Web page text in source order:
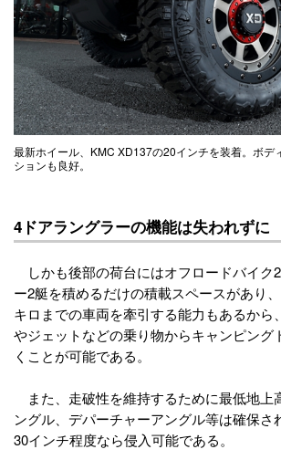
最新ホイール、KMC XD137の20インチを装着。ボデ
ションも良好。
4ドアラングラーの機能は失われずに
しかも後部の荷台にはオフロードバイク
ー2艇を積めるだけの積載スペースがあり
キロまでの車両を牽引する能力もあるから
やジェットなどの乗り物からキャンピング
くことが可能である。
また、走破性を維持するために最低地上
ングル、デパーチャーアングル等は確保さ
30インチ程度なら侵入可能である。